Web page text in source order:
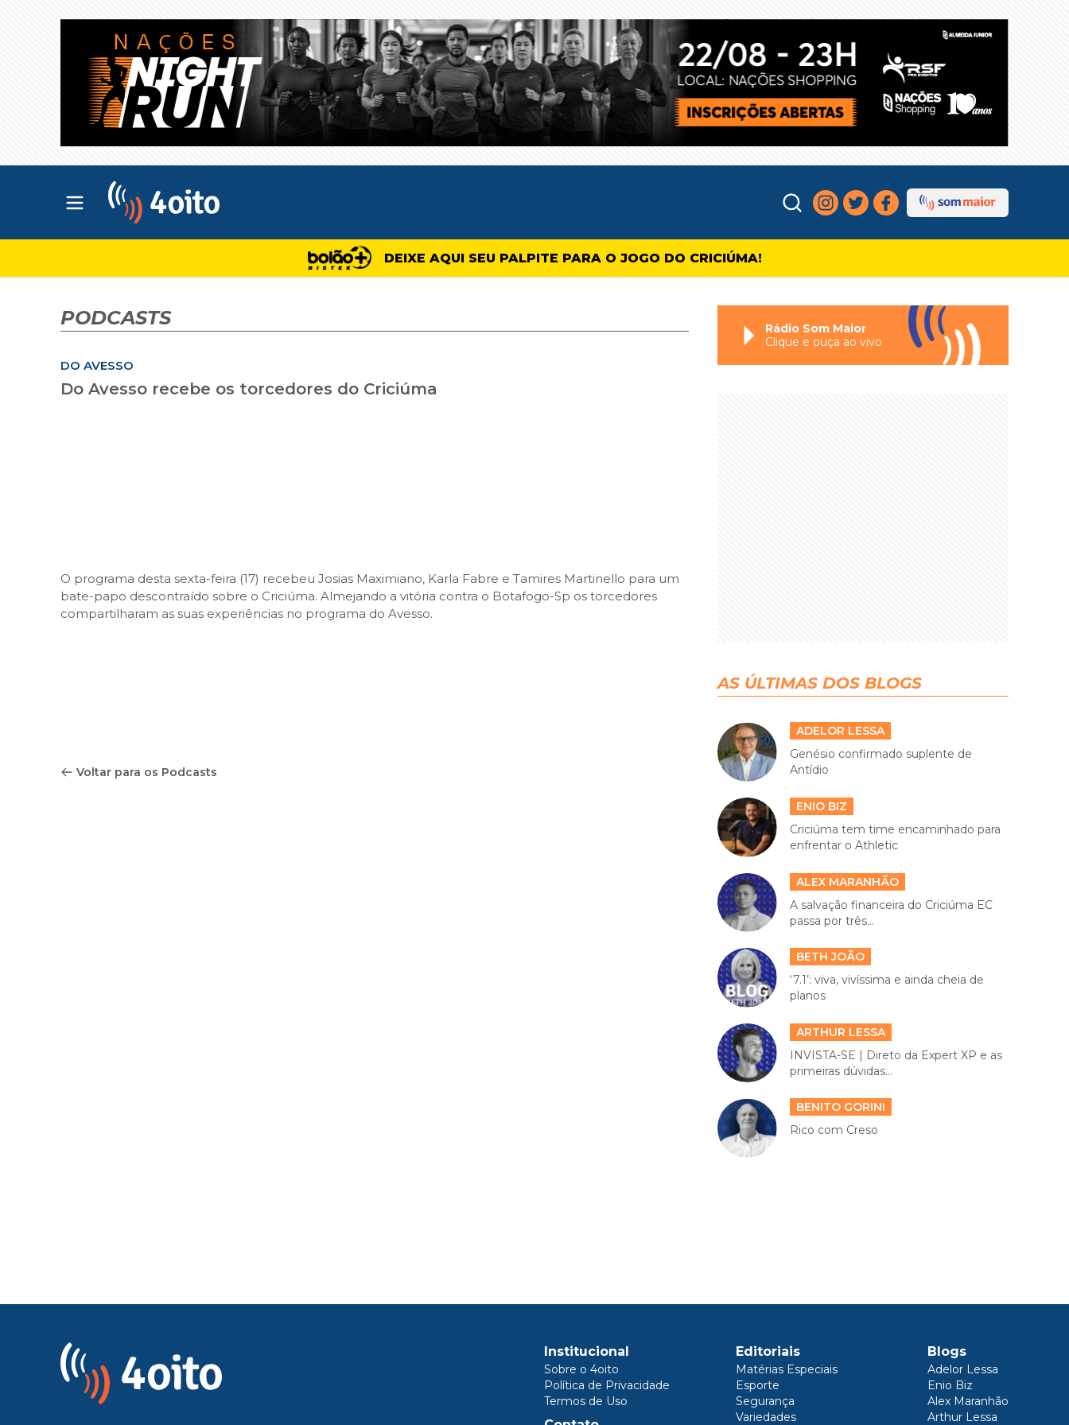
Abrir menu principal
DEIXE AQUI SEU PALPITE PARA O JOGO DO CRICIÚMA!
PODCASTS
DO AVESSO
Do Avesso recebe os torcedores do Criciúma
O programa desta sexta-feira (17) recebeu Josias Maximiano, Karla Fabre e Tamires Martinello para um
bate-papo descontraído sobre o Criciúma. Almejando a vitória contra o Botafogo-Sp os torcedores
compartilharam as suas experiências no programa do Avesso.
Voltar para os Podcasts
Rádio Som Maior
Clique e ouça ao vivo
AS ÚLTIMAS DOS BLOGS
ADELOR LESSA
Genésio confirmado suplente de
Antídio
ENIO BIZ
Criciúma tem time encaminhado para
enfrentar o Athletic
ALEX MARANHÃO
A salvação financeira do Criciúma EC
passa por três...
BETH JOÃO
‘7.1’: viva, vivíssima e ainda cheia de
planos
ARTHUR LESSA
INVISTA-SE | Direto da Expert XP e as
primeiras dúvidas...
BENITO GORINI
Rico com Creso
Institucional
Sobre o 4oito
Política de Privacidade
Termos de Uso
Editoriais
Matérias Especiais
Esporte
Segurança
Variedades
Blogs
Adelor Lessa
Enio Biz
Alex Maranhão
Arthur Lessa